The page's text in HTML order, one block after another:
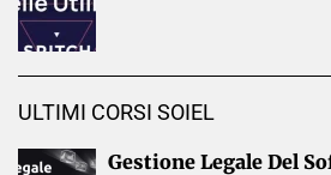
ULTIMI CORSI SOIEL
Gestione Legale Del